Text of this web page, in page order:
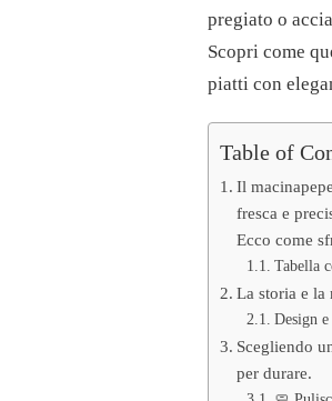
UTILIZZARE
CORRETTAMENTE
MACINAPEPE
ESALTARE
PIATTI?
pregiato o
Scopri come
piatti con
Table of
Il
fresca e
Ecco come
Tabella
La storia e la
Design
Scegliendo
per durare.